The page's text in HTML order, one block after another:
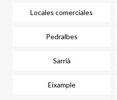
Locales comerciales
Pedralbes
Sarrià
Eixample